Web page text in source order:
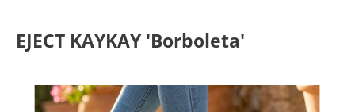
EJECT KAYKAY 'Borboleta'
Bildergalerie überspringen